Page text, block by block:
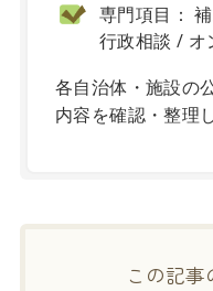
専門項目：
行政相談 / オ
各自治体・施設の
内容を確認・整理
この記事